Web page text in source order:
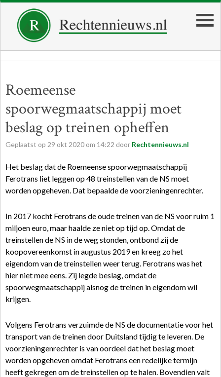
Roemeense
spoorwegmaatschappij moet
beslag op treinen opheffen
Geplaatst op 29 okt 2020 om 14:22 door Rechtennieuws.nl
Het beslag dat de Roemeense spoorwegmaatschappij
Ferotrans liet leggen op 48 treinstellen van de NS moet
worden opgeheven. Dat bepaalde de voorzieningenrechter.
In 2017 kocht Ferotrans de oude treinen van de NS voor ruim 1
miljoen euro, maar haalde ze niet op tijd op. Omdat de
treinstellen de NS in de weg stonden, ontbond zij de
koopovereenkomst in augustus 2019 en kreeg zo het
eigendom van de treinstellen weer terug. Ferotrans was het
hier niet mee eens. Zij legde beslag, omdat de
spoorwegmaatschappij alsnog de treinen in eigendom wil
krijgen.
Volgens Ferotrans verzuimde de NS de documentatie voor het
transport van de treinen door Duitsland tijdig te leveren. De
voorzieningenrechter is van oordeel dat het beslag moet
worden opgeheven omdat Ferotrans een redelijke termijn
heeft gekregen om de treinstellen op te halen. Bovendien valt